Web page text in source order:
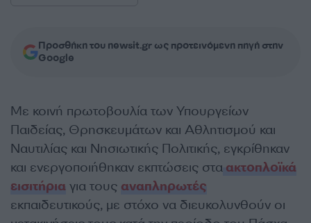
Προσθήκη του newsit.gr ως προτεινόμενη πηγή στην
Google
Με κοινή πρωτοβουλία των Υπουργείων
Παιδείας, Θρησκευμάτων και Αθλητισμού και
Ναυτιλίας και Νησιωτικής Πολιτικής, εγκρίθηκαν
και ενεργοποιήθηκαν εκπτώσεις στα ακτοπλοϊκά
εισιτήρια για τους αναπληρωτές
εκπαιδευτικούς, με στόχο να διευκολυνθούν οι